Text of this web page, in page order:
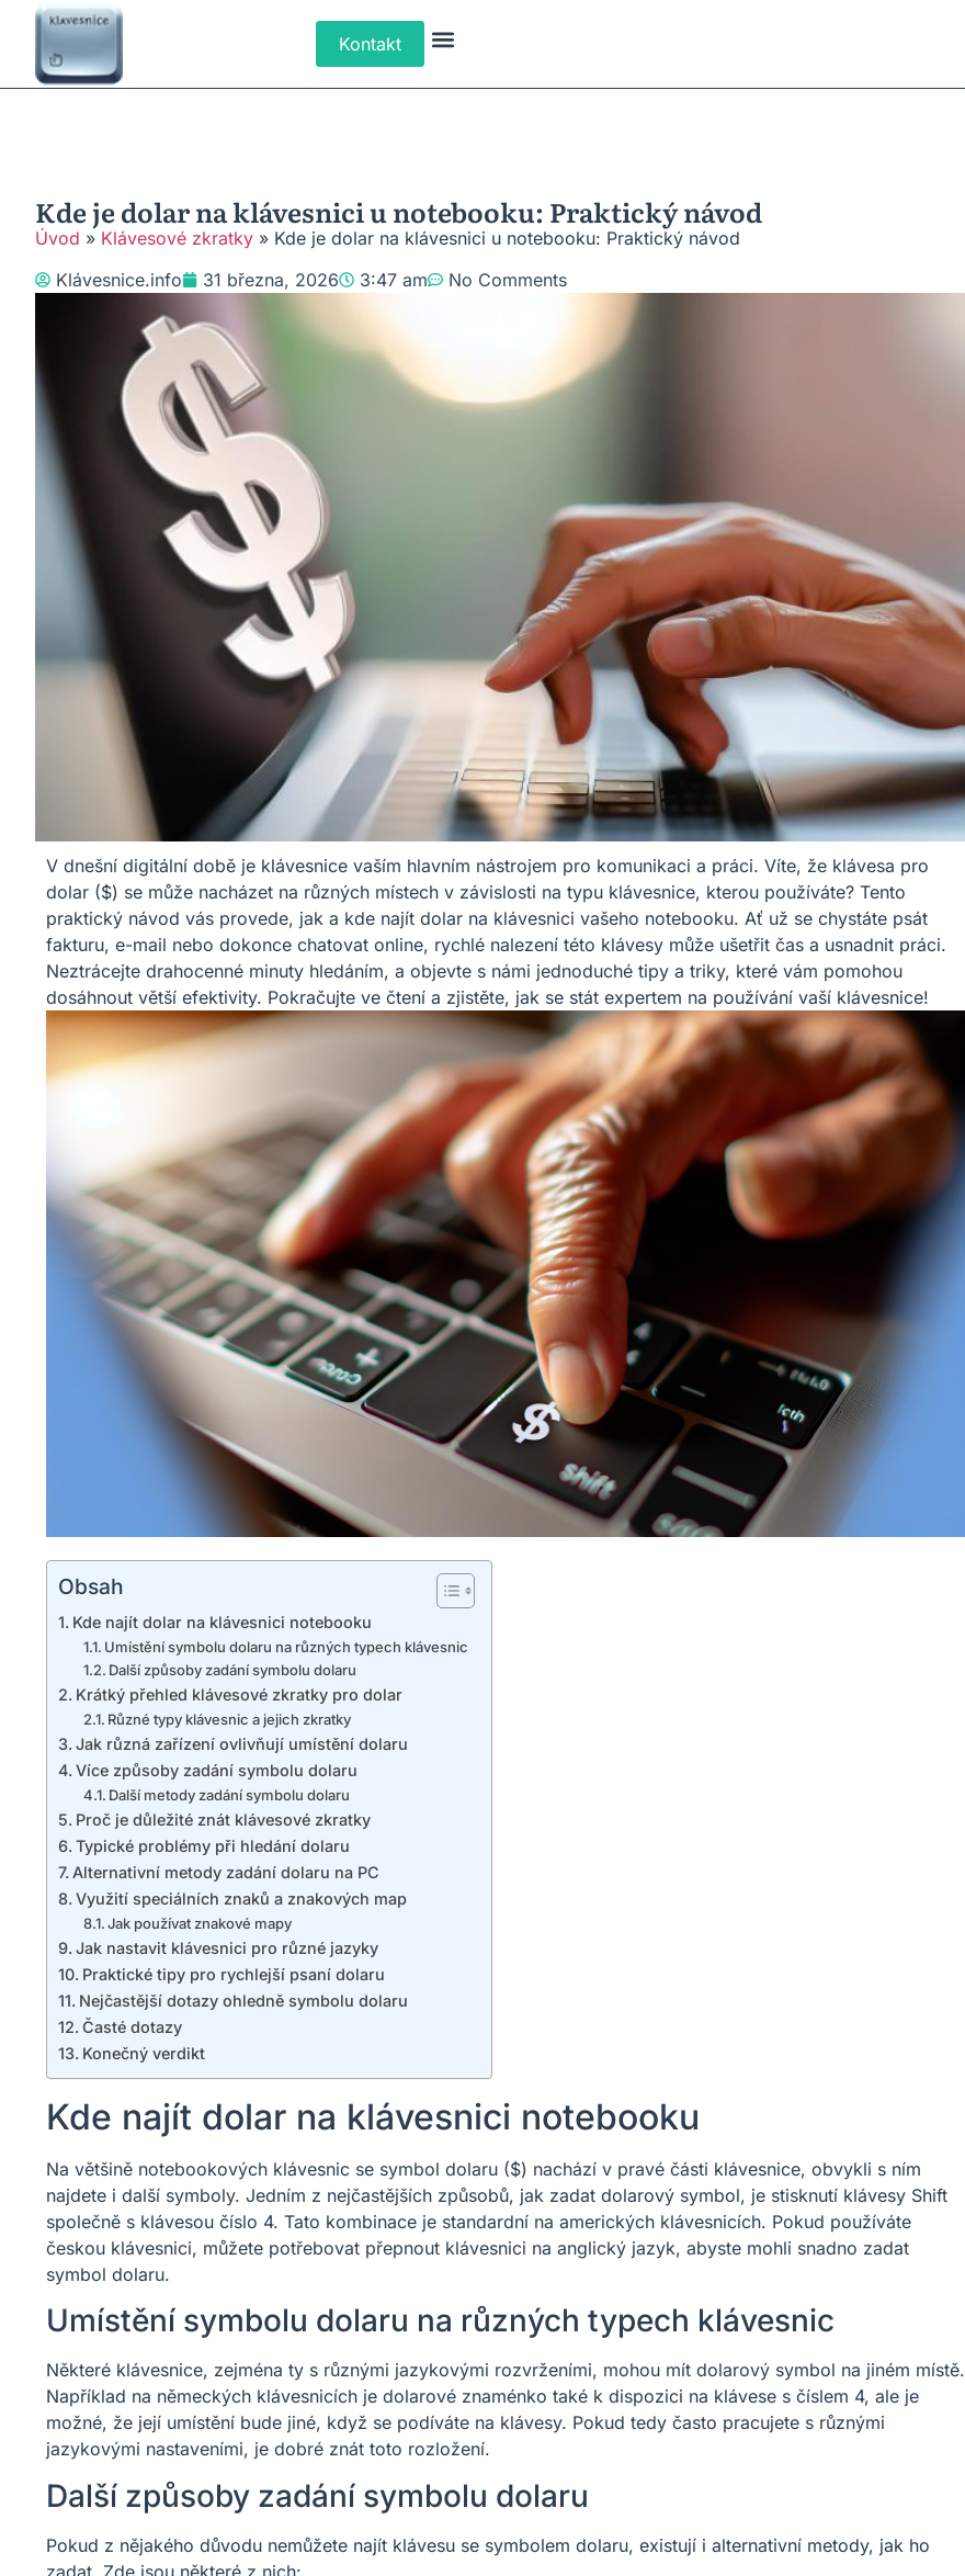
Kontakt
Kde je dolar na klávesnici u notebooku: Praktický návod
Úvod » Klávesové zkratky » Kde je dolar na klávesnici u notebooku: Praktický návod
Klávesnice.info
31 března, 2026 3:47 am No Comments
V dnešní digitální době je klávesnice vaším hlavním nástrojem pro komunikaci a práci. Víte, že klávesa pro
dolar ($) se může nacházet na různých místech v závislosti na typu klávesnice, kterou používáte? Tento
praktický návod vás provede, jak a kde najít dolar na klávesnici vašeho notebooku. Ať už se chystáte psát
fakturu, e-mail nebo dokonce chatovat online, rychlé nalezení této klávesy může ušetřit čas a usnadnit práci.
Neztrácejte drahocenné minuty hledáním, a objevte s námi jednoduché tipy a triky, které vám pomohou
dosáhnout větší efektivity. Pokračujte ve čtení a zjistěte, jak se stát expertem na používání vaší klávesnice!
Obsah
Kde najít dolar na klávesnici notebooku
Umístění symbolu dolaru na různých typech klávesnic
Další způsoby zadání symbolu dolaru
Krátký přehled klávesové zkratky pro dolar
Různé typy klávesnic a jejich zkratky
Jak různá zařízení ovlivňují umístění dolaru
Více způsoby zadání symbolu dolaru
Další metody zadání symbolu dolaru
Proč je důležité znát klávesové zkratky
Typické problémy při hledání dolaru
Alternativní metody zadání dolaru na PC
Využití speciálních znaků a znakových map
Jak používat znakové mapy
Jak nastavit klávesnici pro různé jazyky
Praktické tipy pro rychlejší psaní dolaru
Nejčastější dotazy ohledně symbolu dolaru
Časté dotazy
Konečný verdikt
Kde najít dolar na klávesnici notebooku
Na většině notebookových klávesnic se symbol dolaru ($) nachází v pravé části klávesnice, obvykli s ním
najdete i další symboly. Jedním z nejčastějších způsobů, jak zadat dolarový symbol, je stisknutí klávesy Shift
společně s klávesou číslo 4. Tato kombinace je standardní na amerických klávesnicích. Pokud používáte
českou klávesnici, můžete potřebovat přepnout klávesnici na anglický jazyk, abyste mohli snadno zadat
symbol dolaru.
Umístění symbolu dolaru na různých typech klávesnic
Některé klávesnice, zejména ty s různými jazykovými rozvrženími, mohou mít dolarový symbol na jiném místě.
Například na německých klávesnicích je dolarové znaménko také k dispozici na klávese s číslem 4, ale je
možné, že její umístění bude jiné, když se podíváte na klávesy. Pokud tedy často pracujete s různými
jazykovými nastaveními, je dobré znát toto rozložení.
Další způsoby zadání symbolu dolaru
Pokud z nějakého důvodu nemůžete najít klávesu se symbolem dolaru, existují i alternativní metody, jak ho
zadat. Zde jsou některé z nich: